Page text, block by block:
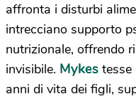
affronta i disturbi
intrecciano supporto
nutrizionale, offrendo
invisibile. Mykes tesse
anni di vita dei figli,